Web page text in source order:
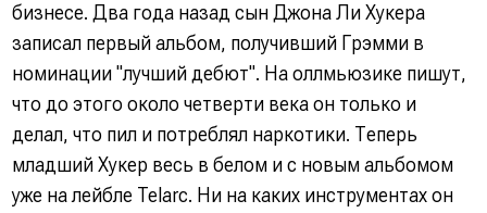
бизнесе. Два года назад сын Джона Ли Хукера
записал первый альбом, получивший Грэмми в
номинации "лучший дебют". На оллмьюзике пишут,
что до этого около четверти века он только и
делал, что пил и потреблял наркотики. Теперь
младший Хукер весь в белом и с новым альбомом
уже на лейбле Telarc. Ни на каких инструментах он